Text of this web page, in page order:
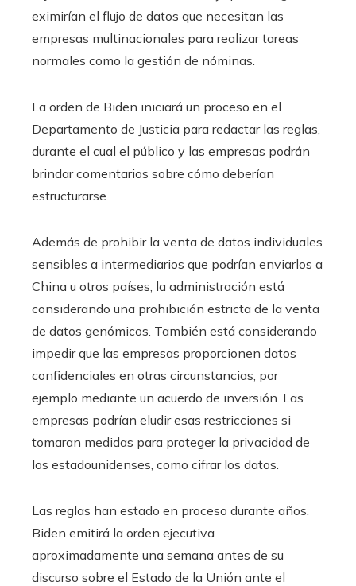
eximirían el flujo de datos que necesitan las
empresas multinacionales para realizar tareas
normales como la gestión de nóminas.
La orden de Biden iniciará un proceso en el
Departamento de Justicia para redactar las reglas,
durante el cual el público y las empresas podrán
brindar comentarios sobre cómo deberían
estructurarse.
Además de prohibir la venta de datos individuales
sensibles a intermediarios que podrían enviarlos a
China u otros países, la administración está
considerando una prohibición estricta de la venta
de datos genómicos. También está considerando
impedir que las empresas proporcionen datos
confidenciales en otras circunstancias, por
ejemplo mediante un acuerdo de inversión. Las
empresas podrían eludir esas restricciones si
tomaran medidas para proteger la privacidad de
los estadounidenses, como cifrar los datos.
Las reglas han estado en proceso durante años.
Biden emitirá la orden ejecutiva
aproximadamente una semana antes de su
discurso sobre el Estado de la Unión ante el